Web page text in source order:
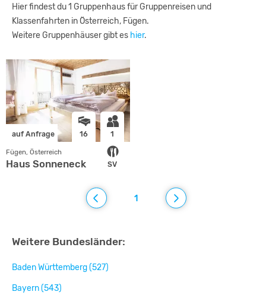
Hier findest du 1 Gruppenhaus für Gruppenreisen und
Klassenfahrten in Österreich, Fügen.
Weitere Gruppenhäuser gibt es hier.
auf Anfrage 16 1
SV
Fügen, Österreich
Haus Sonneneck
1
Weitere Bundesländer:
Baden Württemberg (527)
Bayern (543)